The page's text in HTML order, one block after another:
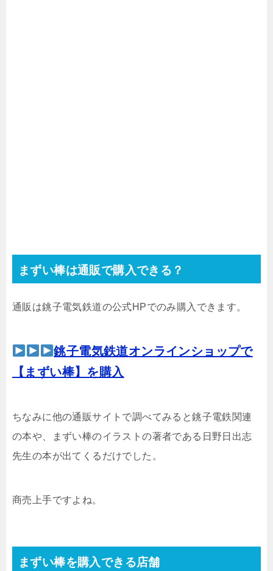
まずい棒は通販で購入できる？
通販は銚子電気鉄道の公式HPでのみ購入できます。
銚子電気鉄道オンラインショップで
【まずい棒】を購入
ちなみに他の通販サイトで調べてみると銚子電鉄関連
の本や、まずい棒のイラストの著者である日野日出志
先生の本が出てくるだけでした。
商売上手ですよね。
まずい棒を購入できる店舗